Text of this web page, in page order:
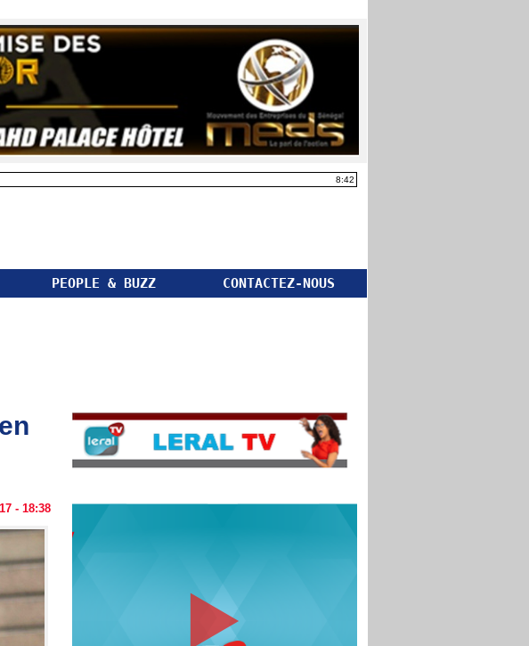
8:42
PEOPLE & BUZZ CONTACTEZ-NOUS
- 18:38